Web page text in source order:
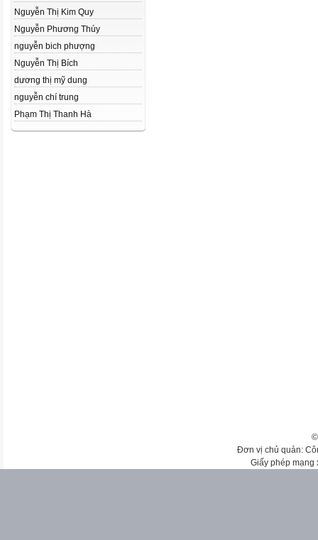
Nguyễn Thị Kim Quy
Nguyễn Phương Thúy
nguyễn bich phượng
Nguyễn Thị Bích
dương thị mỹ dung
nguyễn chí trung
Phạm Thị Thanh Hà
Đơn vị chủ quản:
Giấy phép mạng